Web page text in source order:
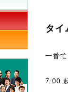
タイ
一番
7:00